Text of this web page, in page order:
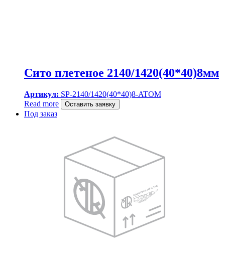
Сито плетеное 2140/1420(40*40)8мм
Артикул: SP-2140/1420(40*40)8-ATOM
Read more
Оставить заявку
Под заказ